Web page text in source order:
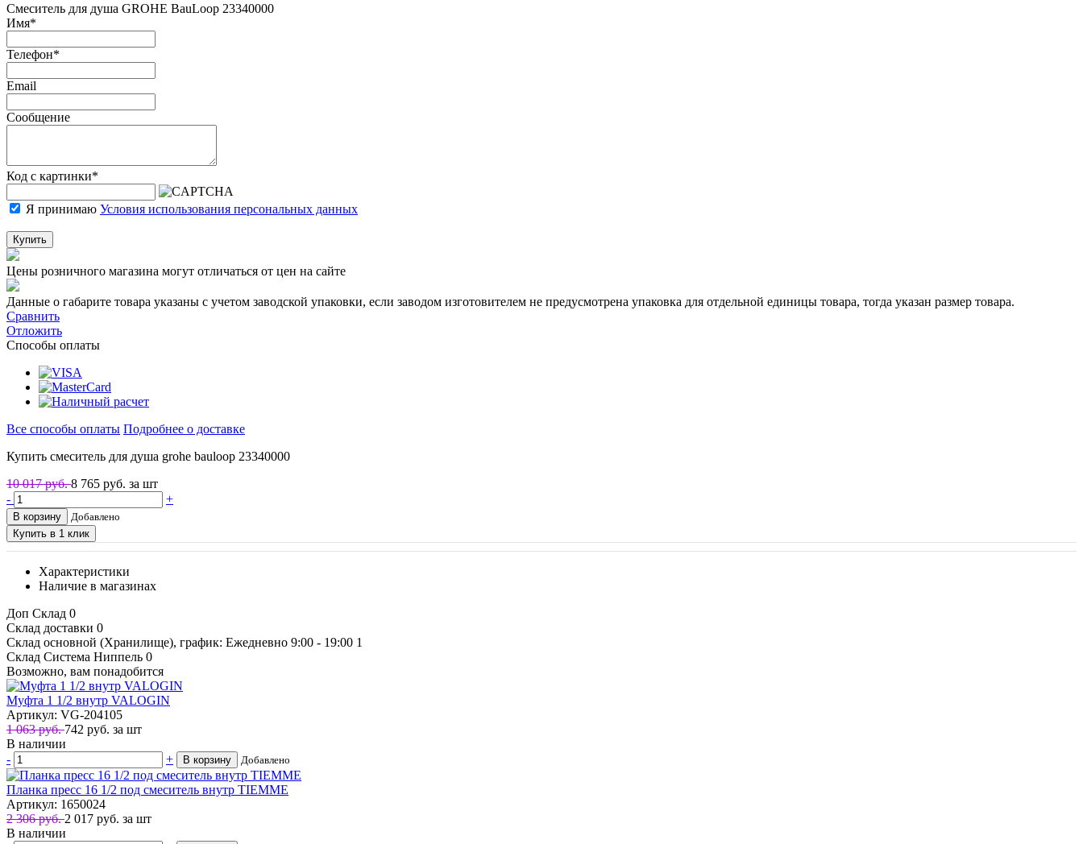
Смеситель для душа GROHE BauLoop 23340000
Имя*
Телефон*
Email
Сообщение
Код с картинки*
Я принимаю Условия использования персональных данных
Купить
Цены розничного магазина могут отличаться от цен на сайте
Данные о габарите товара указаны с учетом заводской упаковки, если заводом изготовителем не предусмотрена упаковка для отдельной единицы товара, тогда указан размер товара.
Сравнить
Отложить
Способы оплаты
Все способы оплаты Подробнее о доставке
Купить смеситель для душа grohe bauloop 23340000
10 017 руб.8 765 руб. за шт
-
+
В корзину
Добавлено
Купить в 1 клик
Характеристики
Наличие в магазинах
Доп Склад 0
Склад доставки 0
Склад основной (Хранилище), график: Ежедневно 9:00 - 19:00 1
Склад Система Ниппель 0
Возможно, вам понадобится
Муфта 1 1/2 внутр VALOGIN
Артикул: VG-204105
1 063 руб.742 руб. за шт
В наличии
-
+ В корзину Добавлено
Планка пресс 16 1/2 под смеситель внутр TIEMME
Артикул: 1650024
2 306 руб.2 017 руб. за шт
В наличии